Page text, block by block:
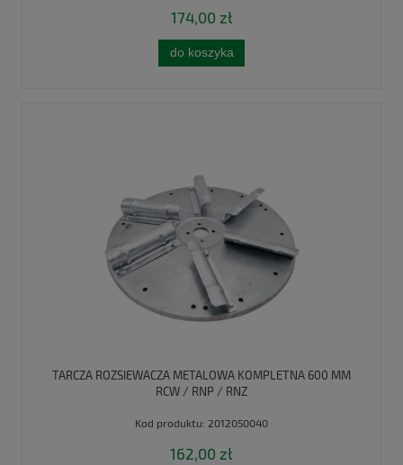
174,00 zł
do koszyka
TARCZA ROZSIEWACZA METALOWA KOMPLETNA 600 MM
RCW / RNP / RNZ
Kod produktu: 2012050040
162,00 zł